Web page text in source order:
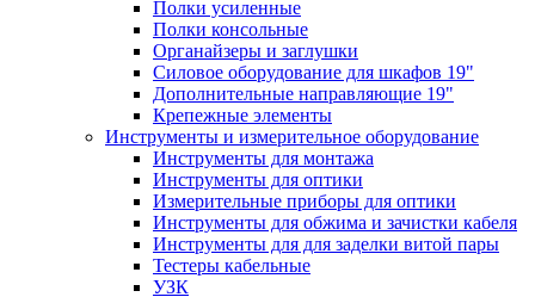
Полки усиленные
Полки консольные
Органайзеры и заглушки
Силовое оборудование для шкафов 19"
Дополнительные направляющие 19"
Крепежные элементы
Инструменты и измерительное оборудование
Инструменты для монтажа
Инструменты для оптики
Измерительные приборы для оптики
Инструменты для обжима и зачистки кабеля
Инструменты для для заделки витой пары
Тестеры кабельные
УЗК